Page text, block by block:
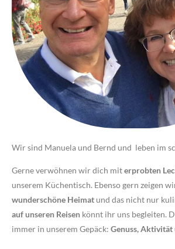
Wir sind Manuela und Bernd und leben im
Gerne verwöhnen wir dich miterprobten
unserem Küchentisch. Ebenso gern zeigen
wunderschöne Heimat und das nicht nur
auf unseren Reisen könnt ihr uns begleiten.
immer in unserem Gepäck: Genuss,